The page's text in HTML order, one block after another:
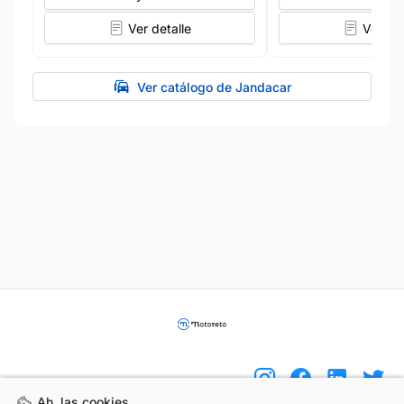
Ver detalle Ver
Ver catálogo de Jandacar